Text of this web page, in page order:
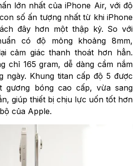
lớn nhất của iPhone Air, với độ
số ấn tượng nhất từ khi iPhone
đây hơn một thập kỷ. So với
có độ mỏng khoảng 8mm,
cảm giác thanh thoát hơn hẳn.
chỉ 165 gram, dễ dàng cầm nắm
ngày. Khung titan cấp độ 5 được
gương bóng cao cấp, vừa sang
giúp thiết bị chịu lực uốn tốt hơn
của Apple.